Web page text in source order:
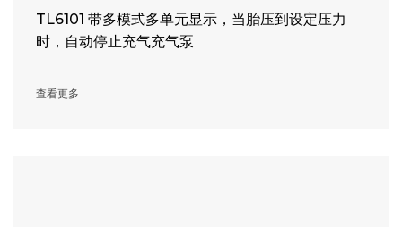
TL6101 带多模式多单元显示，当胎压到设定压力
时，自动停止充气充气泵
查看更多